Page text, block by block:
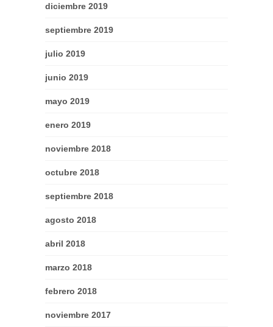
diciembre 2019
septiembre 2019
julio 2019
junio 2019
mayo 2019
enero 2019
noviembre 2018
octubre 2018
septiembre 2018
agosto 2018
abril 2018
marzo 2018
febrero 2018
noviembre 2017